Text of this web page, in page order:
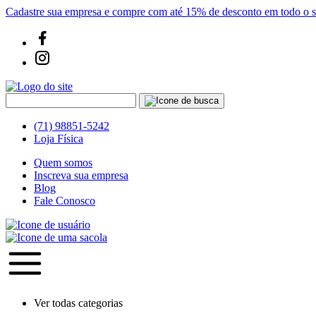
Cadastre sua empresa e compre com até 15% de desconto em todo o
(71) 98851-5242
Loja Física
Quem somos
Inscreva sua empresa
Blog
Fale Conosco
Ver todas categorias